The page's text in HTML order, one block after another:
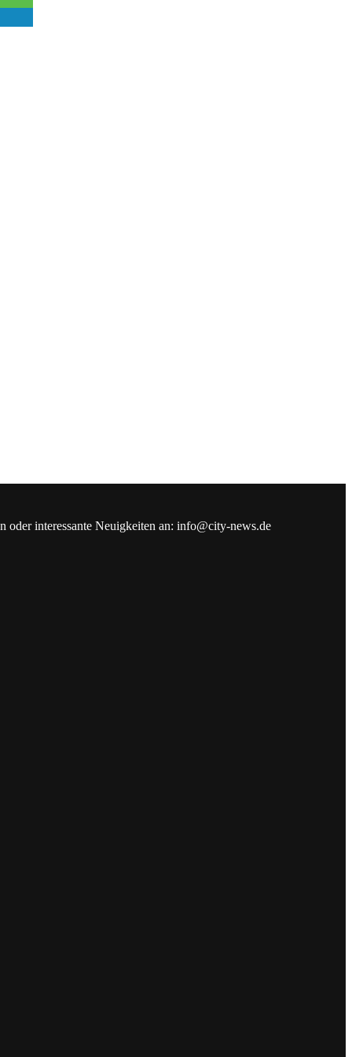
oder interessante Neuigkeiten an: info@city-news.de